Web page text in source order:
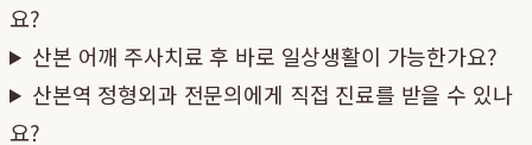
요?
산본 어깨 주사치료 후 바로 일상생활이 가능한가요?
산본역 정형외과 전문의에게 직접 진료를 받을 수 있나
요?